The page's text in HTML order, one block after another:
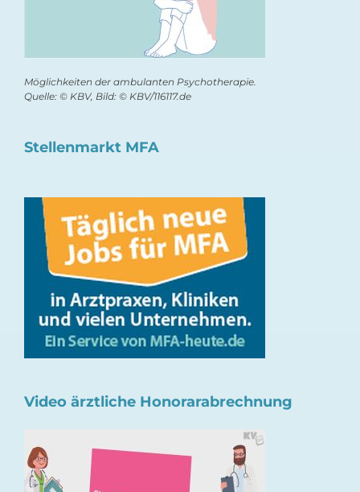
Möglichkeiten der ambulanten Psychotherapie.
Quelle: © KBV, Bild: © KBV/116117.de
Stellenmarkt MFA
Video ärztliche Honorarabrechnung